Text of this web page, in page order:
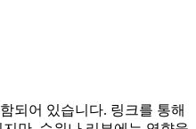
되어 있습니다. 링크를 통해